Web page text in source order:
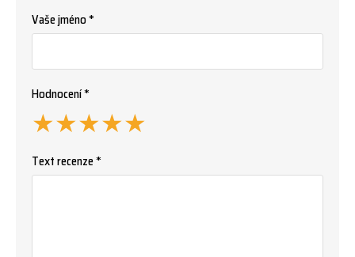
Vaše jméno *
Hodnocení *
★
★
★
★
★
Text recenze *